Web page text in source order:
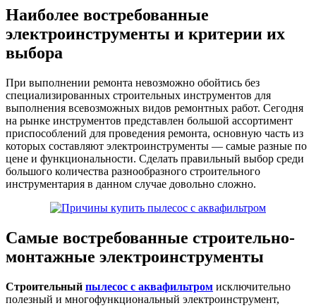
Наиболее востребованные
электроинструменты и критерии их
выбора
При выполнении ремонта невозможно обойтись без
специализированных строительных инструментов для
выполнения всевозможных видов ремонтных работ. Сегодня
на рынке инструментов представлен большой ассортимент
приспособлений для проведения ремонта, основную часть из
которых составляют электроинструменты — самые разные по
цене и функциональности. Сделать правильный выбор среди
большого количества разнообразного строительного
инструментария в данном случае довольно сложно.
Самые востребованные строительно-
монтажные электроинструменты
Строительный пылесос с аквафильтром исключительно
полезный и многофункциональный электроинструмент,